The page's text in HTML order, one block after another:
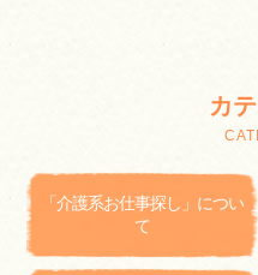
カ
「介護系お仕事探し」につい
て